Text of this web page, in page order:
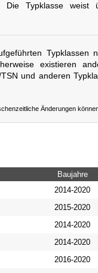
Die Typklasse weist
Typklassen
existieren
und anderen
Änderungen
Baujahre
2014-2020
2015-2020
2014-2020
2014-2020
2016-2020